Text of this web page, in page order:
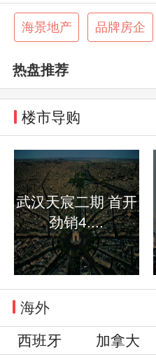
15000元-20000元
海景地产 品牌房企
热盘推荐
楼市导购
武汉天宸二期 首开
劲销4....
海外
西班牙 加拿大